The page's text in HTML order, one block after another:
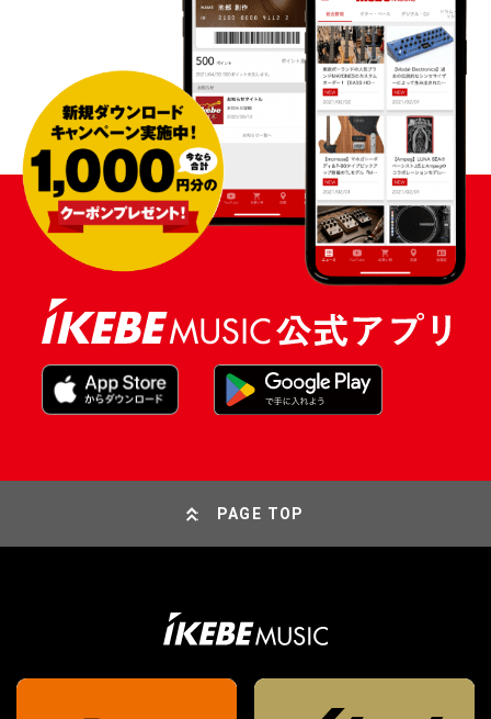
PAGE TOP